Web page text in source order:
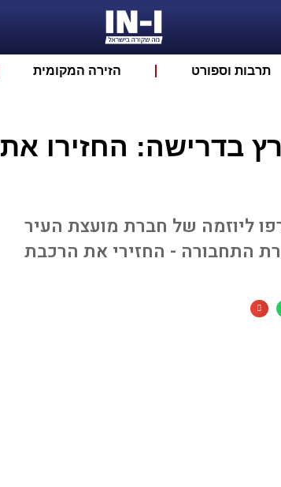
תרבות וספורט הזירה המקומית
בדרישה: החזירו את
ליוזמה של חברת מועצת העיר
התחבורה - החזירי את הרכבת